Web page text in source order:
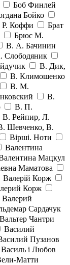
Боб Финлей
Бойко
Р. Коффи
Брат
Брюс М.
В. А. Бачинин
Слободяник
В. Дик,
В. Климошенко
В. М.
В.
В. П.
В. Рейпир, Л.
Шевченко, В.
Вiршi. Ноти
Валентина
Мацкул
Маматова
Валерій Корж
Корж
Валерий
Сардачук
Вальтер Чантри
Василий
Пузанов
Василь і Любов
Матти